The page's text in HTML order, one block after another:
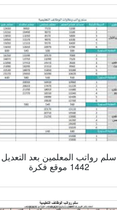
سلم رواتب المعلمين بعد التعديل
1442 موقع فكرة